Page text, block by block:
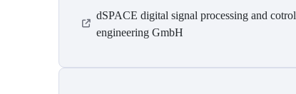
dSPACE digital signal processing and cotrol
engineering GmbH